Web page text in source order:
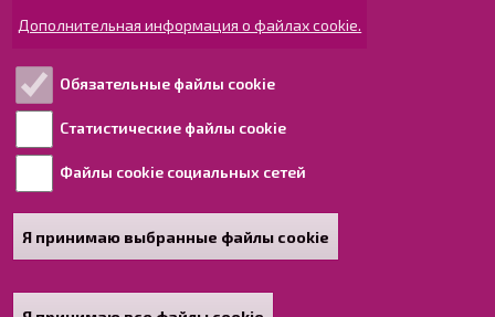
Дополнительная информация о файлах cookie.
Обязательные файлы cookie
Статистические файлы cookie
Файлы cookie социальных сетей
Я принимаю выбранные файлы cookie
Раахе в YouTube
Ознакомьтесь!
Обработка персональных данных
Информация о доступности для людей с
ограниченными возможностями